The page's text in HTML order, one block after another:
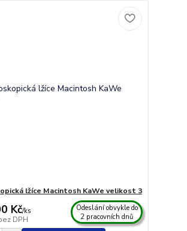
lžíce Macintosh KaWe velikost 3
Kč/ks
DPH
Odeslání obvykle do
2 pracovních dnů